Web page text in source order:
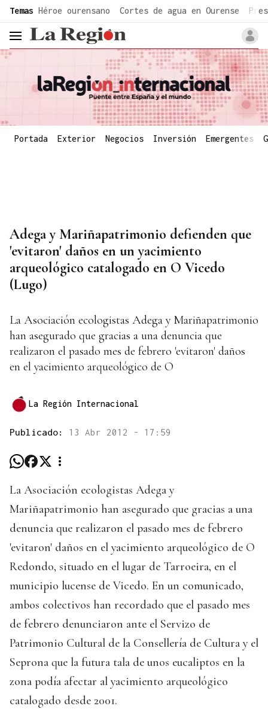
common.go-to-content
Temas Héroe ourensano Cortes de agua en Ourense
header.menu.open
Portada Exterior Negocios Inversión Emergentes
Adega y Mariñapatrimonio defienden que
'evitaron' daños en un yacimiento
arqueológico catalogado en O Vicedo
(Lugo)
La Asociación ecologistas Adega y Mariñapatrimonio
han asegurado que gracias a una denuncia que
realizaron el pasado mes de febrero 'evitaron' daños
en el yacimiento arqueológico de O
La Región Internacional
Publicado: 13 Abr 2012 - 17:59
La Asociación ecologistas Adega y
Mariñapatrimonio han asegurado que gracias a una
denuncia que realizaron el pasado mes de febrero
'evitaron' daños en el yacimiento arqueológico de O
Redondo, situado en el lugar de Tarroeira, en el
municipio lucense de Vicedo. En un comunicado,
ambos colectivos han recordado que el pasado mes
de febrero denunciaron ante el Servizo de
Patrimonio Cultural de la Consellería de Cultura y el
Seprona que la futura tala de unos eucaliptos en la
zona podía afectar al yacimiento arqueológico
catalogado desde 2001.